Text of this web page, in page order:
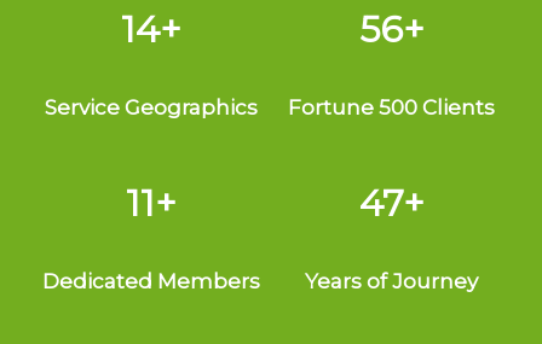
14+
Service Geographics
56+
Fortune 500 Clients
11+
Dedicated Members
47+
Years of Journey